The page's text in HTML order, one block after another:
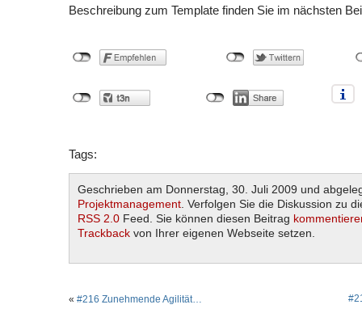
Beschreibung zum Template finden Sie im nächsten
Tags:
Geschrieben am Donnerstag, 30. Juli 2009 und
Projektmanagement . Verfolgen Sie die Diskussion zu
RSS 2.0 Feed. Sie können diesen Beitrag
Trackback von Ihrer eigenen Webseite setzen.
« #216 Zunehmende Agilität…